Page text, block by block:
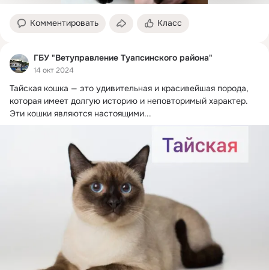
Комментировать Класс
ГБУ "Ветуправление Туапсинского района"
14 окт 2024
Тайская кошка — это удивительная и красивейшая порода,
которая имеет долгую историю и неповторимый характер.
Эти кошки являются настоящими...